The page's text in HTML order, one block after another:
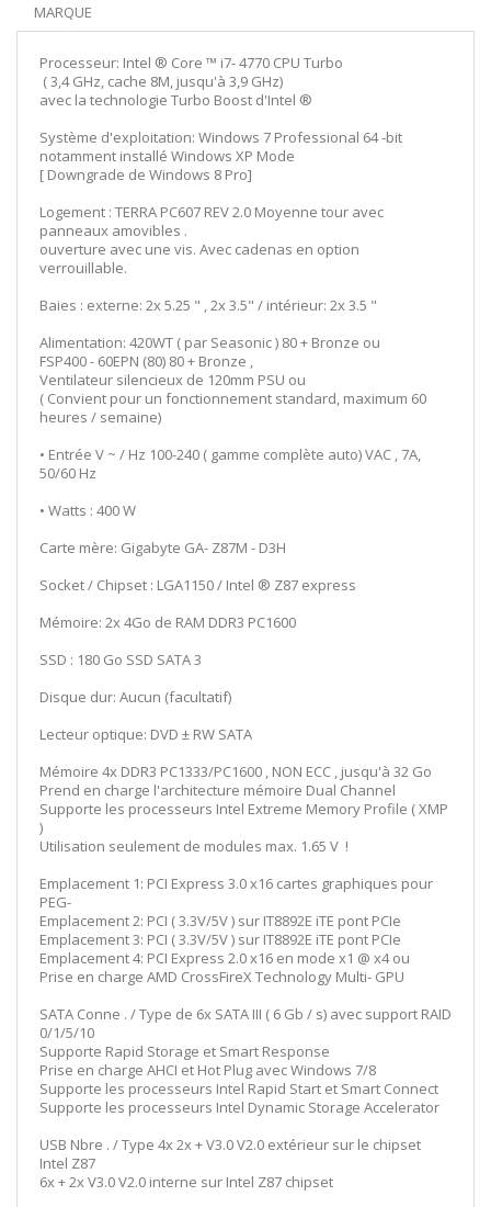
MARQUE
Processeur: Intel ® Core ™ i7- 4770 CPU Turbo
( 3,4 GHz, cache 8M, jusqu'à 3,9 GHz)
avec la technologie Turbo Boost d'Intel ®
Système d'exploitation: Windows 7 Professional 64 -bit
notamment installé Windows XP Mode
[ Downgrade de Windows 8 Pro]
Logement : TERRA PC607 REV 2.0 Moyenne tour avec
panneaux amovibles .
ouverture avec une vis. Avec cadenas en option
verrouillable.
Baies : externe: 2x 5.25 " , 2x 3.5" / intérieur: 2x 3.5 "
Alimentation: 420WT ( par Seasonic ) 80 + Bronze ou
FSP400 - 60EPN (80) 80 + Bronze ,
Ventilateur silencieux de 120mm PSU ou
( Convient pour un fonctionnement standard, maximum 60
heures / semaine)
• Entrée V ~ / Hz 100-240 ( gamme complète auto) VAC , 7A,
50/60 Hz
• Watts : 400 W
Carte mère: Gigabyte GA- Z87M - D3H
Socket / Chipset : LGA1150 / Intel ® Z87 express
Mémoire: 2x 4Go de RAM DDR3 PC1600
SSD : 180 Go SSD SATA 3
Disque dur: Aucun (facultatif)
Lecteur optique: DVD ± RW SATA
Mémoire 4x DDR3 PC1333/PC1600 , NON ECC , jusqu'à 32 Go
Prend en charge l'architecture mémoire Dual Channel
Supporte les processeurs Intel Extreme Memory Profile ( XMP
)
Utilisation seulement de modules max. 1.65 V !
Emplacement 1: PCI Express 3.0 x16 cartes graphiques pour
PEG-
Emplacement 2: PCI ( 3.3V/5V ) sur IT8892E iTE pont PCIe
Emplacement 3: PCI ( 3.3V/5V ) sur IT8892E iTE pont PCIe
Emplacement 4: PCI Express 2.0 x16 en mode x1 @ x4 ou
Prise en charge AMD CrossFireX Technology Multi- GPU
SATA Conne . / Type de 6x SATA III ( 6 Gb / s) avec support RAID
0/1/5/10
Supporte Rapid Storage et Smart Response
Prise en charge AHCI et Hot Plug avec Windows 7/8
Supporte les processeurs Intel Rapid Start et Smart Connect
Supporte les processeurs Intel Dynamic Storage Accelerator
USB Nbre . / Type 4x 2x + V3.0 V2.0 extérieur sur le chipset
Intel Z87
6x + 2x V3.0 V2.0 interne sur Intel Z87 chipset